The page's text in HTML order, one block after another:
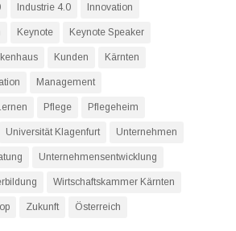
Industrie 4.0 Innovation
Keynote Keynote Speaker
Kunden Kärnten
Management
Pflege Pflegeheim
Universität Klagenfurt Unternehmen
Unternehmensentwicklung
Wirtschaftskammer Kärnten
Zukunft Österreich